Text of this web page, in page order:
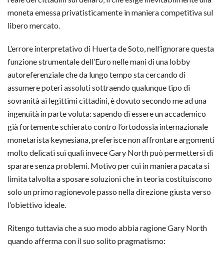
moneta emessa privatisticamente in maniera competitiva sul
libero mercato.
L’errore interpretativo di Huerta de Soto, nell’ignorare questa
funzione strumentale dell’Euro nelle mani di una lobby
autoreferenziale che da lungo tempo sta cercando di
assumere poteri assoluti sottraendo qualunque tipo di
sovranità ai legittimi cittadini, è dovuto secondo me ad una
ingenuità in parte voluta: sapendo di essere un accademico
già fortemente schierato contro l’ortodossia internazionale
monetarista keynesiana, preferisce non affrontare argomenti
molto delicati sui quali invece Gary North può permettersi di
sparare senza problemi. Motivo per cui in maniera pacata si
limita talvolta a sposare soluzioni che in teoria costituiscono
solo un primo ragionevole passo nella direzione giusta verso
l’obiettivo ideale.
Ritengo tuttavia che a suo modo abbia ragione Gary North
quando afferma con il suo solito pragmatismo: